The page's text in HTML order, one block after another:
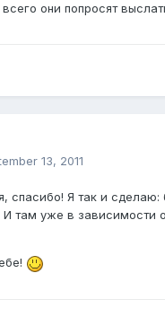
они попросят
13, 2011
спасибо! Я так и сделаю:
там уже в зависимости